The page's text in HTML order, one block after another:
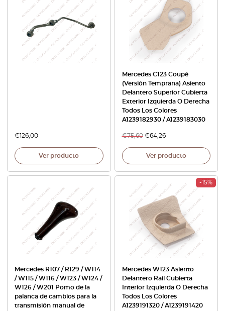
€126,00
Ver producto
Mercedes C123 Coupé
(Versión Temprana) Asiento
Delantero Superior Cubierta
Exterior Izquierda O Derecha
Todos Los Colores
A1239182930 / A1239183030
€75,60 €64,26
Ver producto
Mercedes R107 / R129 / W114
/ W115 / W116 / W123 / W124 /
W126 / W201 Pomo de la
palanca de cambios para la
transmisión manual de
-15%
Mercedes W123 Asiento
Delantero Rail Cubierta
Interior Izquierda O Derecha
Todos Los Colores
A1239191320 / A1239191420